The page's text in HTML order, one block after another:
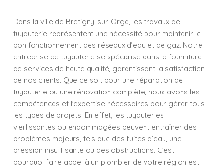
Dans la ville de Bretigny-sur-Orge, les travaux de
tuyauterie représentent une nécessité pour maintenir le
bon fonctionnement des réseaux d’eau et de gaz. Notre
entreprise de tuyauterie se spécialise dans la fourniture
de services de haute qualité, garantissant la satisfaction
de nos clients. Que ce soit pour une réparation de
tuyauterie ou une rénovation complète, nous avons les
compétences et l'expertise nécessaires pour gérer tous
les types de projets. En effet, les tuyauteries
vieillissantes ou endommagées peuvent entraîner des
problèmes majeurs, tels que des fuites d’eau, une
pression insuffisante ou des obstructions. C'est
pourquoi faire appel à un plombier de votre région est